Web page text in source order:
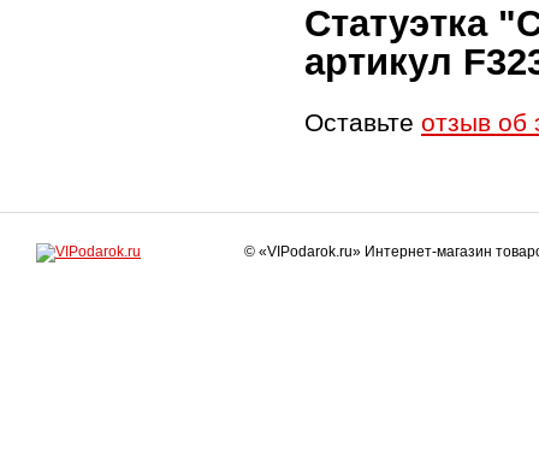
Статуэтка
артикул
Оставьте отзыв об
© «VIPodarok.ru» Интернет-магазин